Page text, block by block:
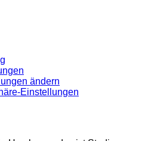
ändern
Einstellungen